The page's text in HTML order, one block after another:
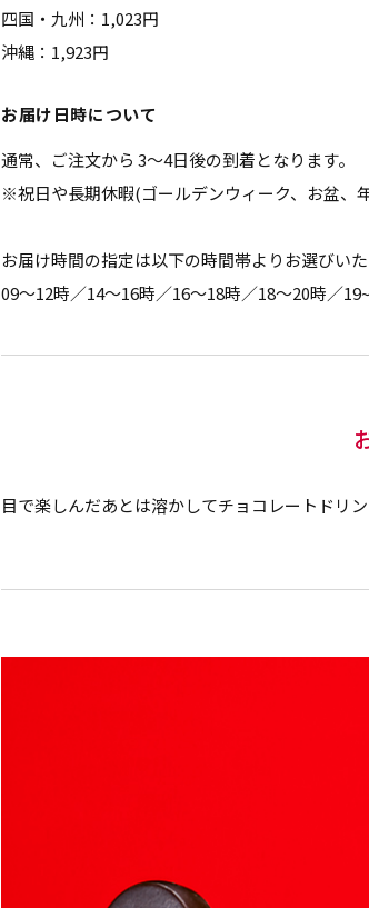
四国・九州：1,023円
沖縄：1,923円
お届け日時について
通常、ご注文から 3～4日後の到着となります。
※祝日や長期休暇(ゴールデンウィーク、お盆、
お届け時間の指定は以下の時間帯よりお選びいた
09〜12時／14〜16時／16〜18時／18〜20時／
目で楽しんだあとは溶かしてチョコレートドリ